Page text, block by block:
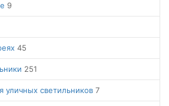
9
45
251
светильников 7